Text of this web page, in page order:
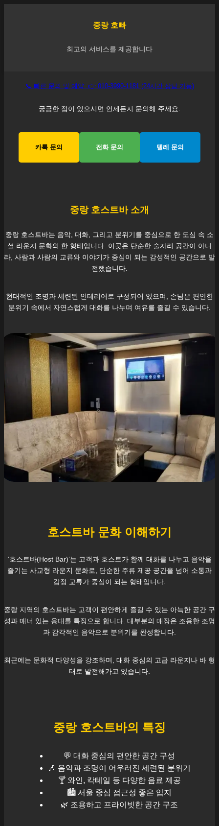
중랑 호빠
최고의 서비스를 제공합니다
📞 빠른 문의 및 예약: 👉 010-3990-1181 (24시간 상담 가능)
궁금한 점이 있으시면 언제든지 문의해 주세요.
카톡 문의 전화 문의 텔레 문의
중랑호스트바 소개
중랑 호스트바는 음악, 대화, 그리고 분위기를 중심으로 한 도심 속 소
셜 라운지 문화의 한 형태입니다. 이곳은 단순한 술자리 공간이 아니
라, 사람과 사람의 교류와 이야기가 중심이 되는 감성적인 공간으로 발
전했습니다.
현대적인 조명과 세련된 인테리어로 구성되어 있으며, 손님은 편안한
분위기 속에서 자연스럽게 대화를 나누며 여유를 즐길 수 있습니다.
호스트바 문화 이해하기
‘호스트바(Host Bar)’는 고객과 호스트가 함께 대화를 나누고 음악을
즐기는 사교형 라운지 문화로, 단순한 주류 제공 공간을 넘어 소통과
감정 교류가 중심이 되는 형태입니다.
중랑 지역의 호스트바는 고객이 편안하게 즐길 수 있는 아늑한 공간 구
성과 매너 있는 응대를 특징으로 합니다. 대부분의 매장은 조용한 조명
과 감각적인 음악으로 분위기를 완성합니다.
최근에는 문화적 다양성을 강조하며, 대화 중심의 고급 라운지나 바 형
태로 발전해가고 있습니다.
중랑호스트바의 특징
💬 대화 중심의 편안한 공간 구성
🎶 음악과 조명이 어우러진 세련된 분위기
🍸 와인, 칵테일 등 다양한 음료 제공
🏙️ 서울 중심 접근성 좋은 입지
🌿 조용하고 프라이빗한 공간 구조